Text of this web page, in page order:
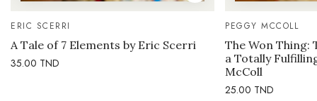
ERIC SCERRI
A Tale of 7 Elements by Eric Scerri
35.00 TND
PEGGY MCCOLL
The Won Thing:
a Totally
McColl
25.00 TND